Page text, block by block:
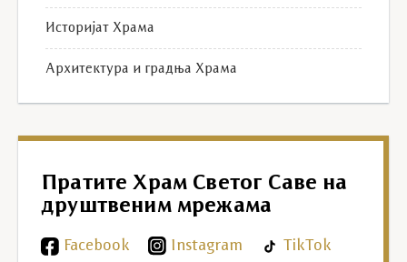
Историјат Храма
Архитектура и градња Храма
Пратите Храм Светог Саве на
друштвеним мрежама
Facebook Instagram TikTok